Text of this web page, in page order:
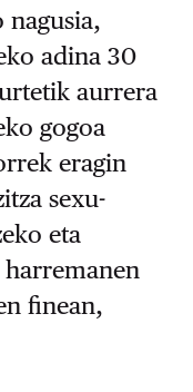
nagusia,
adina 30
aurrera
gogoa
eragin
sexu-
eta
finean,